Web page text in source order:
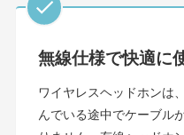
無線仕様で快適に
ワイヤレスヘッドホンは
んでいる途中でケーブル